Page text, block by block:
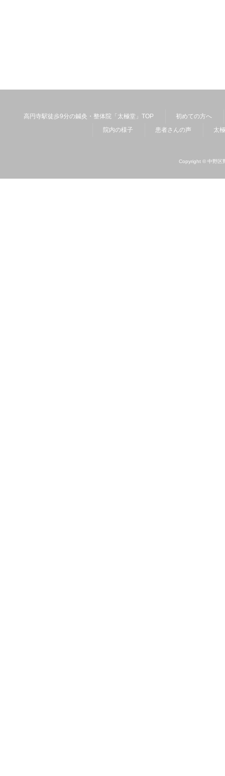
高円寺駅徒歩9分の鍼灸・整体院「太極堂」TOP
初めての方へ
院内の様子
患者さんの声 太
Copyright © 中野区